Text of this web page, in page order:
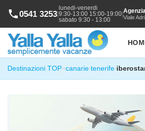
phone0541 3253|
lunedi-venerdi
9:30-13:00 15:00-19:00
sabato 9:30 - 13:00
|Viale
Destinazioni TOP››canarie›tenerife›